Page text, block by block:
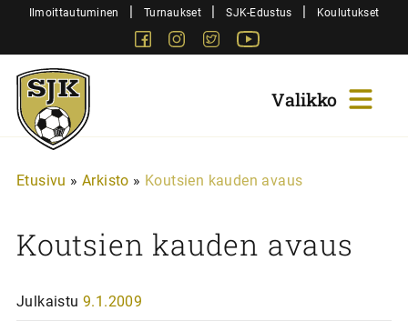
SiirryIlmoittautuminen | Turnaukset | SJK-Edustus | Koulutukset
FacebookInstagram
Twitter
Sjk-
Juniorit
Etusivu » Arkisto » Koutsien kauden avaus
Koutsien kauden avaus
Julkaistu 9.1.2009